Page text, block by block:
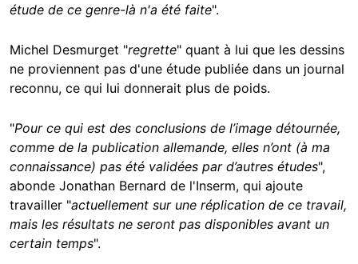
étude de ce genre-là n'a été faite".
Michel Desmurget "regrette" quant à lui que les dessins
ne proviennent pas d'une étude publiée dans un journal
reconnu, ce qui lui donnerait plus de poids.
"Pour ce qui est des conclusions de l’image détournée,
comme de la publication allemande, elles n’ont (à ma
connaissance) pas été validées par d’autres études",
abonde Jonathan Bernard de l'Inserm, qui ajoute
travailler "actuellement sur une réplication de ce travail,
mais les résultats ne seront pas disponibles avant un
certain temps".